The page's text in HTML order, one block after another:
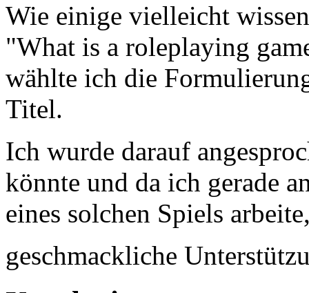
Wie einige vielleicht
"What is a roleplaying
wählte ich die
Titel.
Ich wurde darauf
könnte und da ich gerade
eines solchen Spiels
geschmackliche